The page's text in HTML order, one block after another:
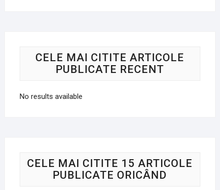
CELE MAI CITITE ARTICOLE
PUBLICATE RECENT
No results available
CELE MAI CITITE 15 ARTICOLE
PUBLICATE ORICÂND